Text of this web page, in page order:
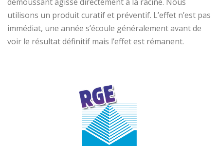
utilisons un produit curatif et préventif. L’effet n’est pas
immédiat, une année s’écoule généralement avant de
voir le résultat définitif mais l’effet est rémanent.